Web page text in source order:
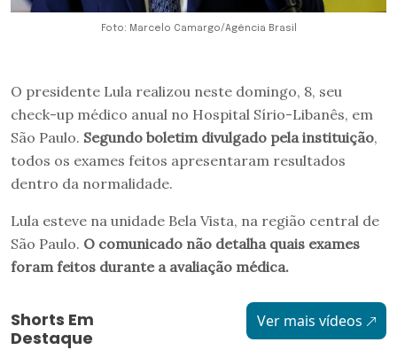
Foto: Marcelo Camargo/Agência Brasil
O presidente Lula realizou neste domingo, 8, seu
check-up médico anual no Hospital Sírio-Libanês, em
São Paulo. Segundo boletim divulgado pela instituição,
todos os exames feitos apresentaram resultados
dentro da normalidade.
Lula esteve na unidade Bela Vista, na região central de
São Paulo. O comunicado não detalha quais exames
foram feitos durante a avaliação médica.
Shorts Em
Destaque
Ver mais vídeos